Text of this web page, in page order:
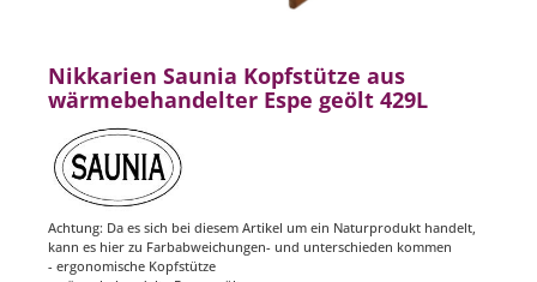
Nikkarien Saunia Kopfstütze aus
wärmebehandelter Espe geölt 429L
Achtung: Da es sich bei diesem Artikel um ein Naturprodukt handelt,
kann es hier zu Farbabweichungen- und unterschieden kommen
- ergonomische Kopfstütze